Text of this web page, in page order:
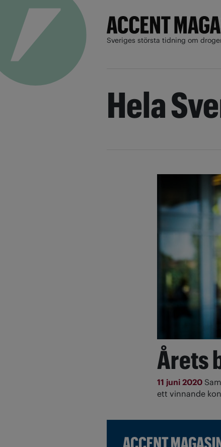
Sveriges största tidning om
Hela
Årets
11 juni 2020
ett vinnande